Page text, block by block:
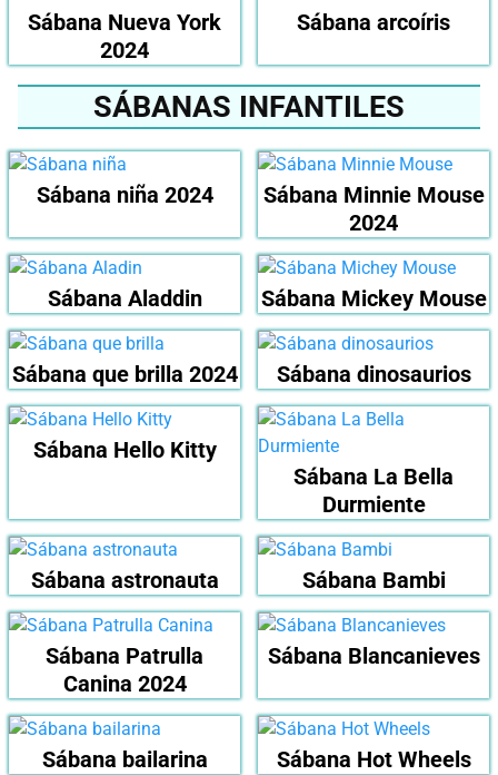
Sábana Nueva York
2024
Sábana arcoíris
SÁBANAS INFANTILES
Sábana niña 2024
Sábana Minnie Mouse
2024
Sábana Aladdin Sábana Mickey Mouse
Sábana que brilla 2024 Sábana dinosaurios
Sábana Hello Kitty
Sábana La Bella
Durmiente
Sábana astronauta Sábana Bambi
Sábana Patrulla
Canina 2024
Sábana Blancanieves
Sábana bailarina Sábana Hot Wheels